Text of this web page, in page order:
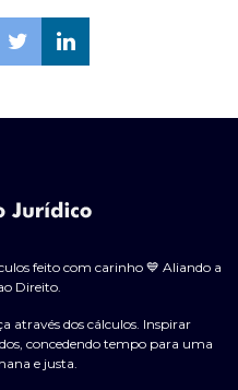
feito com carinho 💙 Aliando a
Direito.
através dos cálculos. Inspirar
concedendo tempo para uma
e justa.